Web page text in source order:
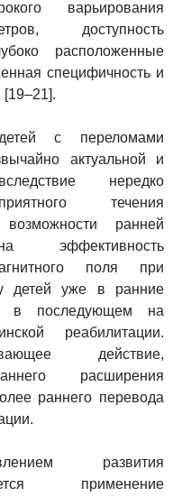
варьирования
доступность
расположенные
специфичность и
[19–21].
с переломами
актуальной и
нередко
течения
возможности ранней
эффективность
поля при
детей уже в ранние
в последующем на
реабилитации.
действие,
расширения
раннего перевода
развития
применение